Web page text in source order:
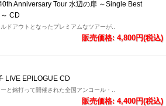
Anniversary Tour 水辺の扉 ～Single Best
CD
ドアウトとなったプレミアムなツアーが..
販売価格: 4,800円(税込)
LIVE EPILOGUE CD
と銘打って開催された全国アンコール・..
販売価格: 4,400円(税込)